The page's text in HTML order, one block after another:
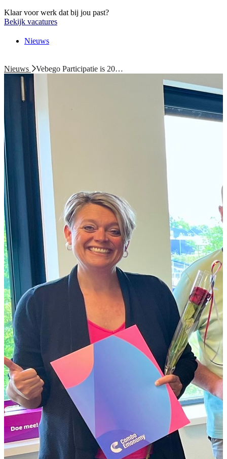
Klaar voor werk dat bij jou past?
Bekijk vacatures
Nieuws
Nieuws Vebego Participatie is 20…